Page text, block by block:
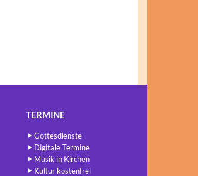
TERMINE
Gottesdienste
Digitale Termine
Musik in Kirchen
Kultur kostenfrei